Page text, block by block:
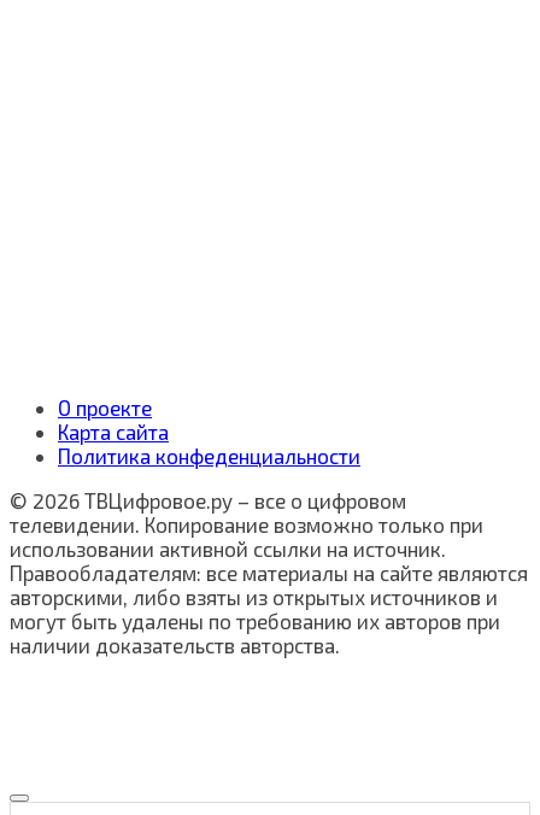
О проекте
Карта сайта
Политика конфеденциальности
© 2026 ТВЦифровое.ру – все о цифровом
телевидении. Копирование возможно только при
использовании активной ссылки на источник.
Правообладателям: все материалы на сайте являются
авторскими, либо взяты из открытых источников и
могут быть удалены по требованию их авторов при
наличии доказательств авторства.